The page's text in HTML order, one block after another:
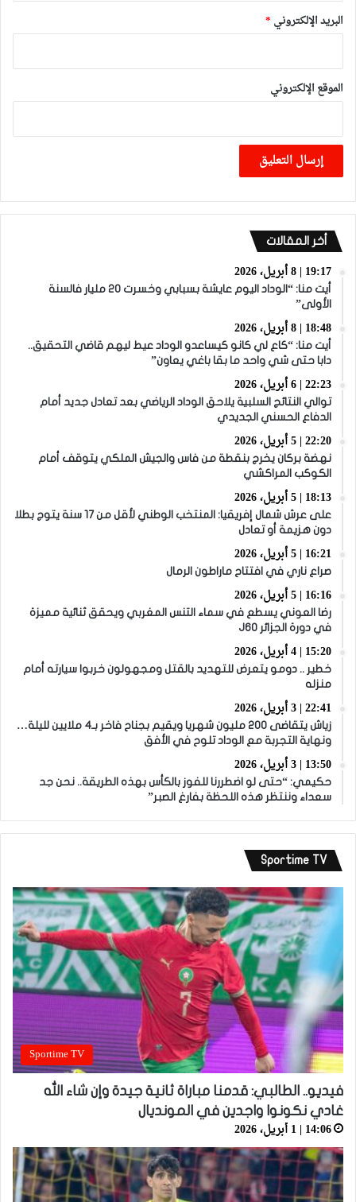
البريد الإلكتروني *
الموقع الإلكتروني
أخر المقالات
19:17 | 8 أبريل، 2026
أيت منا: “الوداد اليوم عايشة بسبابي وخسرت 20 مليار فالسنة
الأولى”
18:48 | 8 أبريل، 2026
أيت منا: “كاع لي كانو كيساعدو الوداد عيط ليهم قاضي التحقيق..
دابا حتى شي واحد ما بقا باغي يعاون”
22:23 | 6 أبريل، 2026
توالي النتائج السلبية يلاحق الوداد الرياضي بعد تعادل جديد أمام
الدفاع الحسني الجديدي
22:20 | 5 أبريل، 2026
نهضة بركان يخرج بنقطة من فاس والجيش الملكي يتوقف أمام
الكوكب المراكشي
18:13 | 5 أبريل، 2026
على عرش شمال إفريقيا: المنتخب الوطني لأقل من 17 سنة يتوج بطلا
دون هزيمة أو تعادل
16:21 | 5 أبريل، 2026
صراع ناري في افتتاح ماراطون الرمال
16:16 | 5 أبريل، 2026
رضا العوني يسطع في سماء التنس المغربي ويحقق ثنائية مميزة
في دورة الجزائر J60
15:20 | 4 أبريل، 2026
خطير .. دومو يتعرض للتهديد بالقتل ومجهولون خربوا سيارته أمام
منزله
22:41 | 3 أبريل، 2026
زياش يتقاضى 200 مليون شهريا ويقيم بجناح فاخر بـ4 ملايين لليلة…
ونهاية التجربة مع الوداد تلوح في الأفق
13:50 | 3 أبريل، 2026
حكيمي: “حتى لو اضطررنا للفوز بالكأس بهذه الطريقة.. نحن جد
سعداء وننتظر هذه اللحظة بفارغ الصبر”
Sportime TV
Sportime TV
فيديو.. الطالبي: قدمنا مباراة ثانية جيدة وإن شاء الله
غادي نكونوا واجدين في المونديال
14:06 | 1 أبريل، 2026